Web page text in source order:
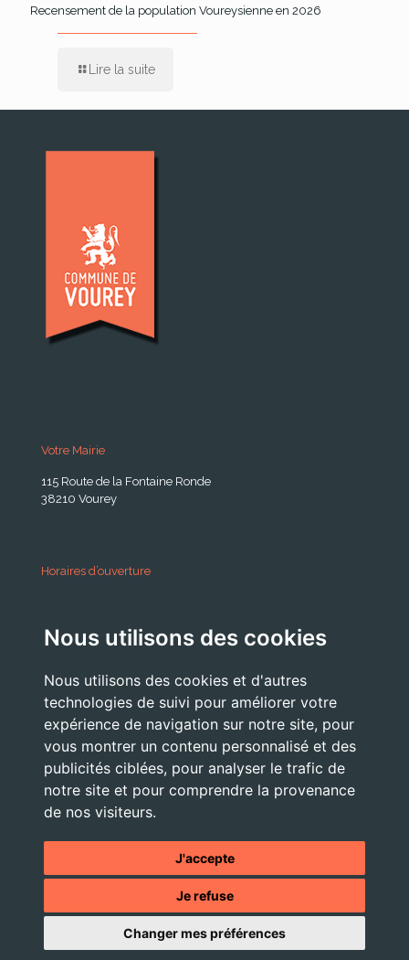
Nous utilisons des cookies
Nous utilisons des cookies et d'autres
technologies de suivi pour améliorer votre
expérience de navigation sur notre site, pour
vous montrer un contenu personnalisé et des
publicités ciblées, pour analyser le trafic de
notre site et pour comprendre la provenance
de nos visiteurs.
J'accepte
Je refuse
Changer mes préférences
Recensement de la population Voureysienne en 2026
Lire la suite
Votre Mairie
115 Route de la Fontaine Ronde
38210 Vourey
Horaires d’ouverture
Lundi . Mardi : 10h 12h /16h 18h30
Jeudi . Vendredi : 13h30 / 17h
Nous Contacter
accueil@commune-vourey.fr
© 2026 - Tous droits réservés -Mentions légales- Site réalisé
agence web OXIWIZ située dans le Pays Voironnais